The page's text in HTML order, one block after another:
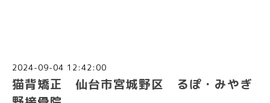
2024-09-04 12:42:00
猫背矯正 仙台市宮城野区 るぽ・みやぎ